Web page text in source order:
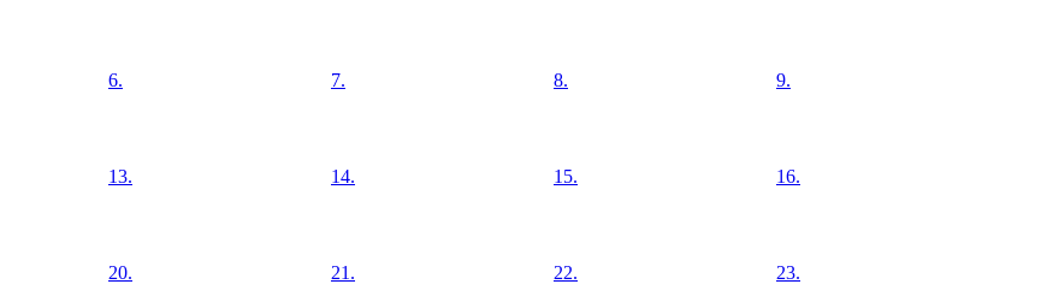
6. 7. 8. 9.
13. 14. 15. 16.
20. 21. 22. 23.